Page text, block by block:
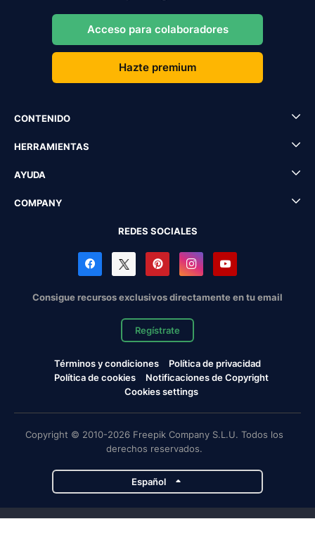
Acceso para colaboradores
Hazte premium
CONTENIDO
HERRAMIENTAS
AYUDA
COMPANY
REDES SOCIALES
Consigue recursos exclusivos directamente en tu email
Regístrate
Términos y condiciones
Política de privacidad
Política de cookies
Notificaciones de Copyright
Cookies settings
Copyright © 2010-2026 Freepik Company S.L.U. Todos los
derechos reservados.
Español